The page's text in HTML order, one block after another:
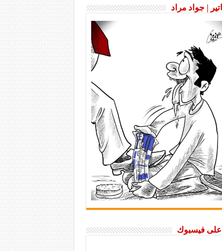
| جواد مراد
على فيسبوك